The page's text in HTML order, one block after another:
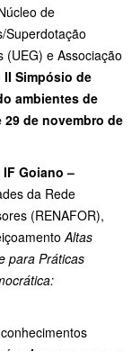
de
Superdotação
(UEG) e Associação
II Simpósio de
ambientes de
29 de novembro de
Goiano –
da Rede
(RENAFOR),
Altas
para Práticas